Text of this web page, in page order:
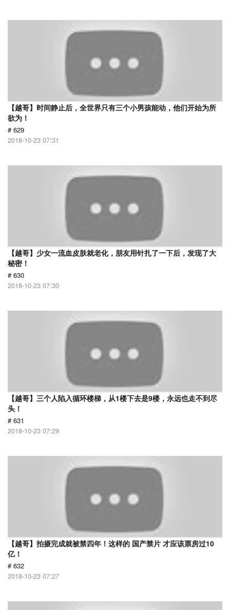
【越哥】时间静止后，全世界只有三个小男孩能动，他们开始为所
欲为！
# 629
2018-10-23 07:31
【越哥】少女一流血皮肤就老化，朋友用针扎了一下后，发现了大
秘密！
# 630
2018-10-23 07:30
【越哥】三个人陷入循环楼梯，从1楼下去是9楼，永远也走不到尽
头！
# 631
2018-10-23 07:29
【越哥】拍摄完成就被禁四年！这样的 国产禁片 才应该票房过10
亿！
# 632
2018-10-23 07:27